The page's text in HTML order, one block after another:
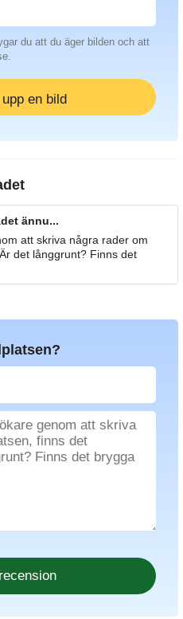
du att du äger bilden och att
en bild
ännu...
att skriva några rader om
det långgrunt? Finns det